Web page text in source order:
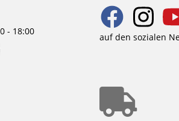
- 18:00
auf den sozialen